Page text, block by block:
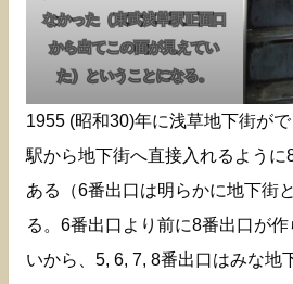
なかった（東武浅草駅正面口
から出てこの面が見えてい
た）ということになる。
1955 (昭和30)年に浅草地下街が
駅から地下街へ直接入れるよう
ある（6番出口は明らかに地下街
る。6番出口より前に8番出口が作
いから、5, 6, 7, 8番出口はみな地